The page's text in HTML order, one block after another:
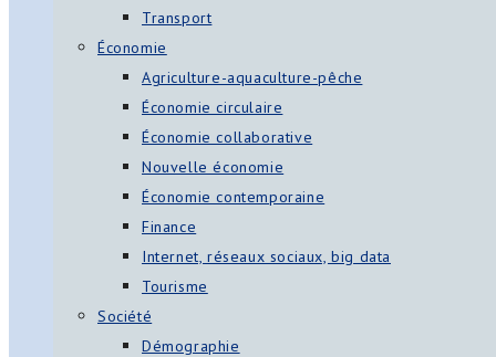
Transport
Économie
Agriculture-aquaculture-pêche
Économie circulaire
Économie collaborative
Nouvelle économie
Économie contemporaine
Finance
Internet, réseaux sociaux, big data
Tourisme
Société
Démographie